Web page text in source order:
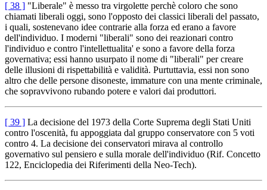
[ 38 ] "Liberale" è messo tra virgolette perchè coloro che sono
chiamati liberali oggi, sono l'opposto dei classici liberali del passato,
i quali, sostenevano idee contrarie alla forza ed erano a favore
dell'individuo. I moderni "liberali" sono dei reazionari contro
l'individuo e contro l'intellettualita' e sono a favore della forza
governativa; essi hanno usurpato il nome di "liberali" per creare
delle illusioni di rispettabilità e validità. Purtuttavia, essi non sono
altro che delle persone disoneste, immature con una mente criminale,
che sopravvivono rubando potere e valori dai produttori.
[ 39 ] La decisione del 1973 della Corte Suprema degli Stati Uniti
contro l'oscenità, fu appoggiata dal gruppo conservatore con 5 voti
contro 4. La decisione dei conservatori mirava al controllo
governativo sul pensiero e sulla morale dell'individuo (Rif. Concetto
122, Enciclopedia dei Riferimenti della Neo-Tech).